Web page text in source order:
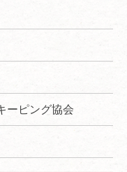
ーピング協会